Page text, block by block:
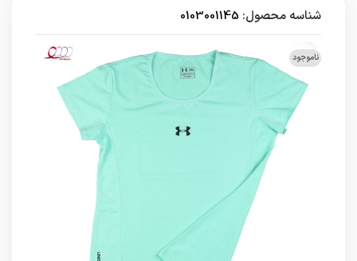
شناسه محصول: 0103001145
ناموجود